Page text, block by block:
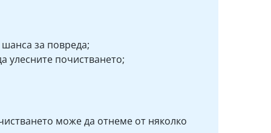
за повреда;
улесните почистването;
може да отнеме от няколко